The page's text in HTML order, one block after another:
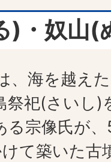
)・奴山(
、海を越えた
祭祀(さいし)
る宗像氏が
て築いた古